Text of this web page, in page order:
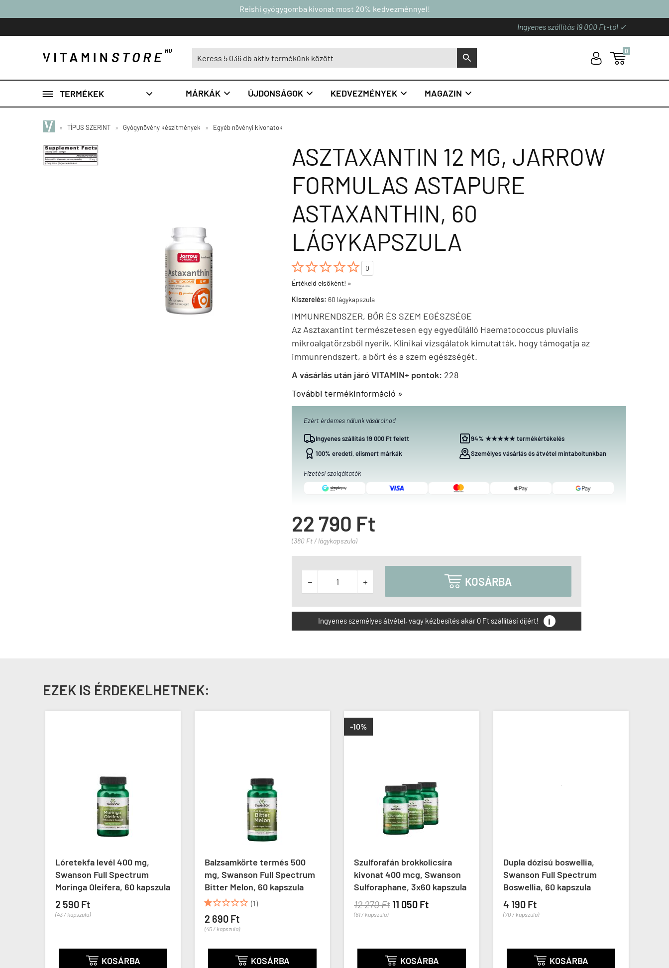
Reishi gyógygomba kivonat most 20% kedvezménnyel!
Ingyenes szállítás 19 000 Ft-tól ✓
S U 
0
 TERMÉKEK  MÁRKÁK  ÚJDONSÁGOK  KEDVEZMÉNYEK  MAGAZIN 
» TÍPUS SZERINT » Gyógynövény készítmények » Egyéb növényi kivonatok
ASZTAXANTIN 12 MG, JARROW
FORMULAS ASTAPURE
ASTAXANTHIN, 60
LÁGYKAPSZULA

0
Értékeld elsőként! »
Kiszerelés: 60 lágykapszula
IMMUNRENDSZER, BŐR ÉS SZEM EGÉSZSÉGE
Az Asztaxantint természetesen egy egyedülálló Haematococcus pluvialis
mikroalgatörzsből nyerik. Klinikai vizsgálatok kimutatták, hogy támogatja az
immunrendszert, a bőrt és a szem egészségét.
A vásárlás után járó VITAMIN+ pontok: 228
További termékinformáció »
Ezért érdemes nálunk vásárolnod
Ingyenes szállítás 19 000 Ft felett
94% ★★★★★ termékértékelés
100% eredeti, elismert márkák
Személyes vásárlás és átvétel mintaboltunkban
Fizetési szolgáltatók
22 790 Ft
(380 Ft / lágykapszula)
   KOSÁRBA
Ingyenes személyes átvétel, vagy kézbesítés akár 0 Ft szállítási díjért! i
EZEK IS ÉRDEKELHETNEK:
Lóretekfa levél 400 mg,
Swanson Full Spectrum
Moringa Oleifera, 60 kapszula
2 590 Ft
(43 / kapszula)
 KOSÁRBA
Balzsamkörte termés 500
mg, Swanson Full Spectrum
Bitter Melon, 60 kapszula
(1)
2 690 Ft
(45 / kapszula)
 KOSÁRBA
-10%
Szulforafán brokkolicsíra
kivonat 400 mcg, Swanson
Sulforaphane, 3x60 kapszula
12 270 Ft11 050 Ft
(61 / kapszula)
 KOSÁRBA
Dupla dózisú boswellia,
Swanson Full Spectrum
Boswellia, 60 kapszula
4 190 Ft
(70 / kapszula)
 KOSÁRBA